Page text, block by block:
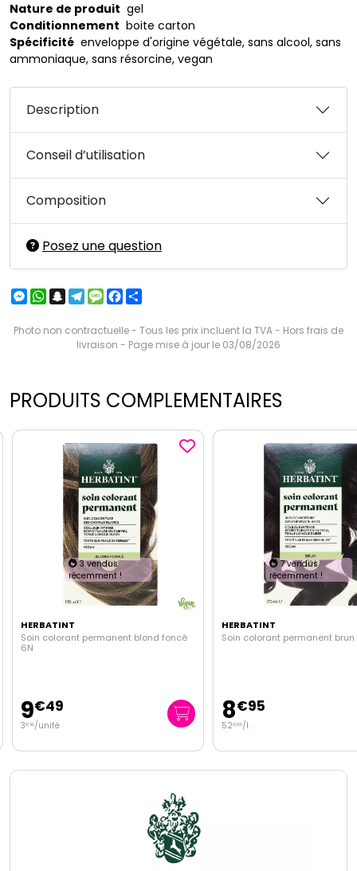
Nature de produit gel
Conditionnement boite carton
Spécificité enveloppe d'origine végétale, sans alcool, sans
ammoniaque, sans résorcine, vegan
Description
Conseil d’utilisation
Composition
Posez une question
Messenger
WhatsApp
Snapchat
Telegram
MessageFacebook
Photo non contractuelle - Tous les prix incluent la TVA - Hors frais de
livraison - Page mise à jour le 03/08/2026
PRODUITS COMPLEMENTAIRES
3 vendus
récemment !
HERBATINT
Soin colorant permanent blond foncé
6N
9€49
3€ 16/unité
7 vendus
récemment !
HERBATINT
Soin colorant permanent brun
8€95
52€65/l.